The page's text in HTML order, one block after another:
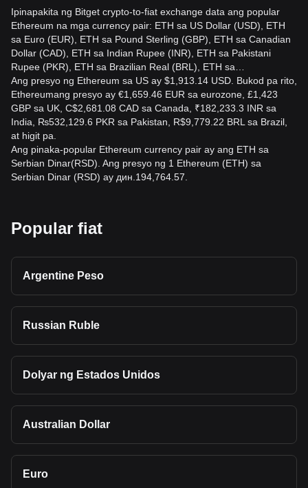
Ipinapakita ng Bitget crypto-to-fiat exchange data ang popular
Ethereum na mga currency pair: ETH sa US Dollar (USD), ETH
sa Euro (EUR), ETH sa Pound Sterling (GBP), ETH sa Canadian
Dollar (CAD), ETH sa Indian Rupee (INR), ETH sa Pakistani
Rupee (PKR), ETH sa Brazilian Real (BRL), ETH sa…
Ang presyo ng Ethereum sa US ay $1,913.14 USD. Bukod pa rito,
Ethereumang presyo ay €1,659.46 EUR sa eurozone, £1,423
GBP sa UK, C$2,681.08 CAD sa Canada, ₹182,233.3 INR sa
India, ₨532,129.6 PKR sa Pakistan, R$9,779.22 BRL sa Brazil,
at higit pa.
Ang pinaka-popular Ethereum currency pair ay ang ETH sa
Serbian Dinar(RSD). Ang presyo ng 1 Ethereum (ETH) sa
Serbian Dinar (RSD) ay дин.194,764.57.
Popular fiat
Argentine Peso
Russian Ruble
Dolyar ng Estados Unidos
Australian Dollar
Euro